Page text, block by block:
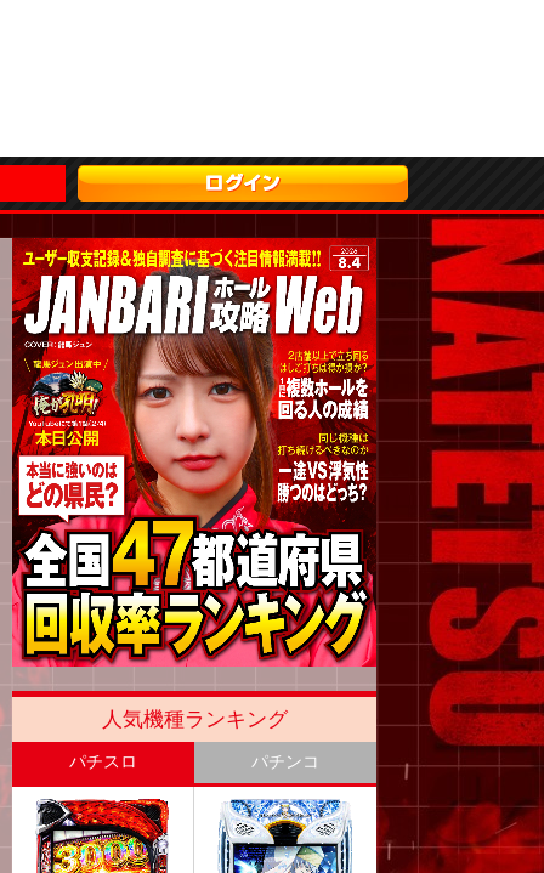
人気機種ランキング
パチスロ パチンコ